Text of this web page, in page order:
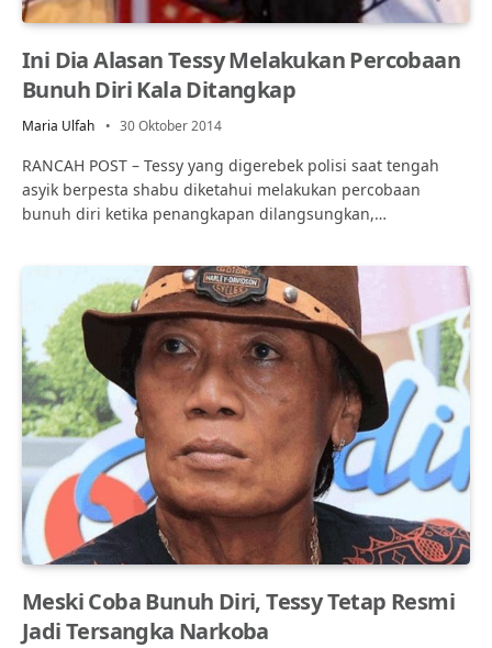
Ini Dia Alasan Tessy Melakukan Percobaan
Bunuh Diri Kala Ditangkap
Maria Ulfah 30 Oktober 2014
RANCAH POST – Tessy yang digerebek polisi saat tengah
asyik berpesta shabu diketahui melakukan percobaan
bunuh diri ketika penangkapan dilangsungkan,…
Meski Coba Bunuh Diri, Tessy Tetap Resmi
Jadi Tersangka Narkoba